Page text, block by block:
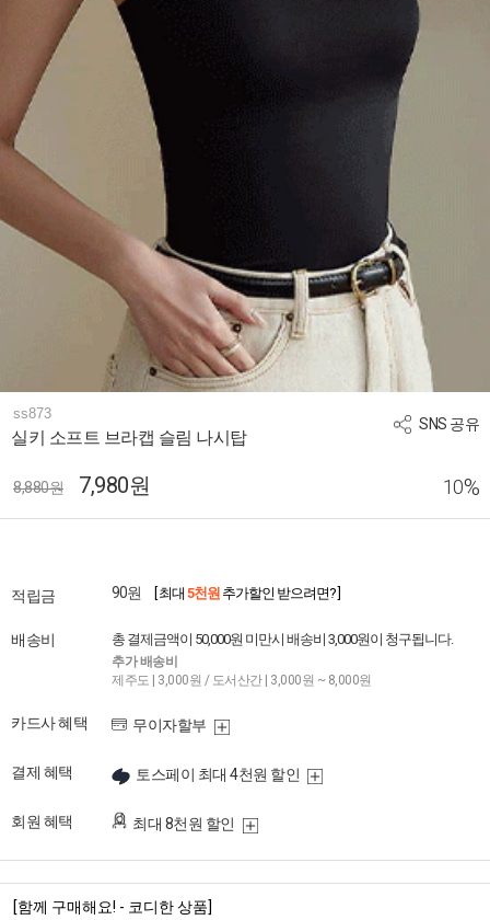
SNS 공유
ss873
실키 소프트 브라캡 슬림 나시탑
8,880원 7,980원 10%
적립금 90원 [ 최대 5천원 추가할인 받으려면? ]
배송비 총 결제금액이 50,000원 미만시 배송비 3,000원이 청구됩니다.
추가 배송비
제주도 | 3,000원 / 도서산간 | 3,000원 ~ 8,000원
카드사 혜택 무이자할부
결제 혜택 토스페이 최대 4천원 할인
회원 혜택 최대 8천원 할인
[함께 구매해요! - 코디한 상품]